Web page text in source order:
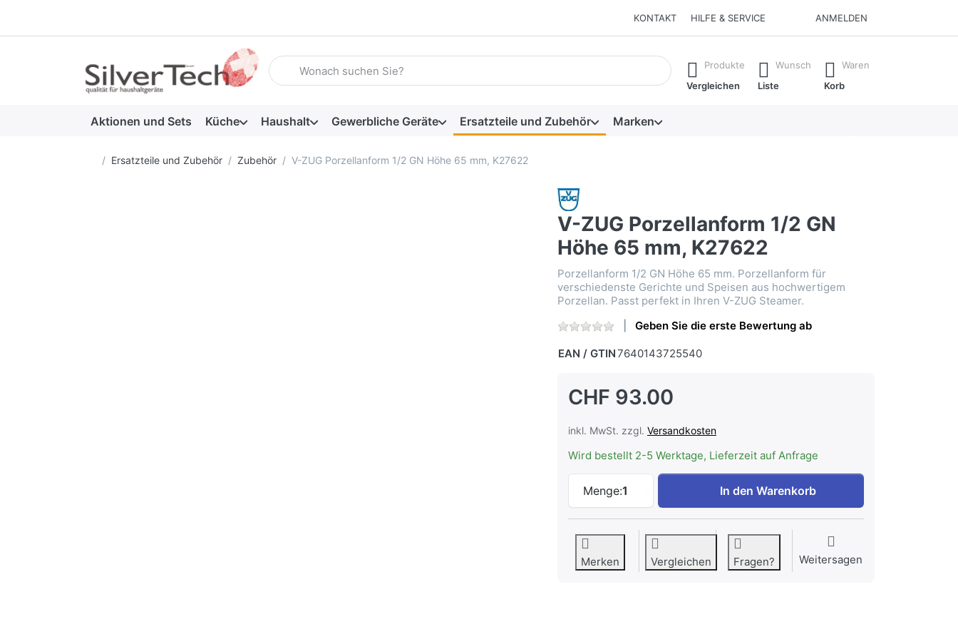
KONTAKT HILFE & SERVICE ANMELDEN
Geben Sie einen Suchbegriff ein. Während Sie tippen, erscheinen automatisch erste Ergebnisse. Drücken Sie die Eingabetaste, um alle
Produkte
Vergleichen
Wunsch
Liste
Waren
Korb
Aktionen und Sets Küche Haushalt Gewerbliche Geräte Ersatzteile und Zubehör Marken
Startseite
Ersatzteile und Zubehör Zubehör V-ZUG Porzellanform 1/2 GN Höhe 65 mm, K27622
V-ZUG Porzellanform 1/2 GN
Höhe 65 mm, K27622
Porzellanform 1/2 GN Höhe 65 mm. Porzellanform für
verschiedenste Gerichte und Speisen aus hochwertigem
Porzellan. Passt perfekt in Ihren V-ZUG Steamer.
Geben Sie die erste Bewertung ab
EAN / GTIN7640143725540
CHF 93.00
inkl. MwSt. zzgl. Versandkosten
Wird bestellt 2-5 Werktage, Lieferzeit auf Anfrage
Menge:1
V-ZUG Porzellanform 1/2 GN Höhe 65 mm, K27622 zu CHF
In den Warenkorb
Merken Vergleichen Fragen? Weitersagen